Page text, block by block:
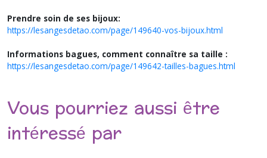
Prendre soin de ses bijoux:
https://lesangesdetao.com/page/149640-vos-bijoux.html
Informations bagues, comment connaître sa taille :
https://lesangesdetao.com/page/149642-tailles-bagues.html
Vous pourriez aussi être
intéressé par